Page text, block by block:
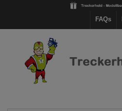
FAQs